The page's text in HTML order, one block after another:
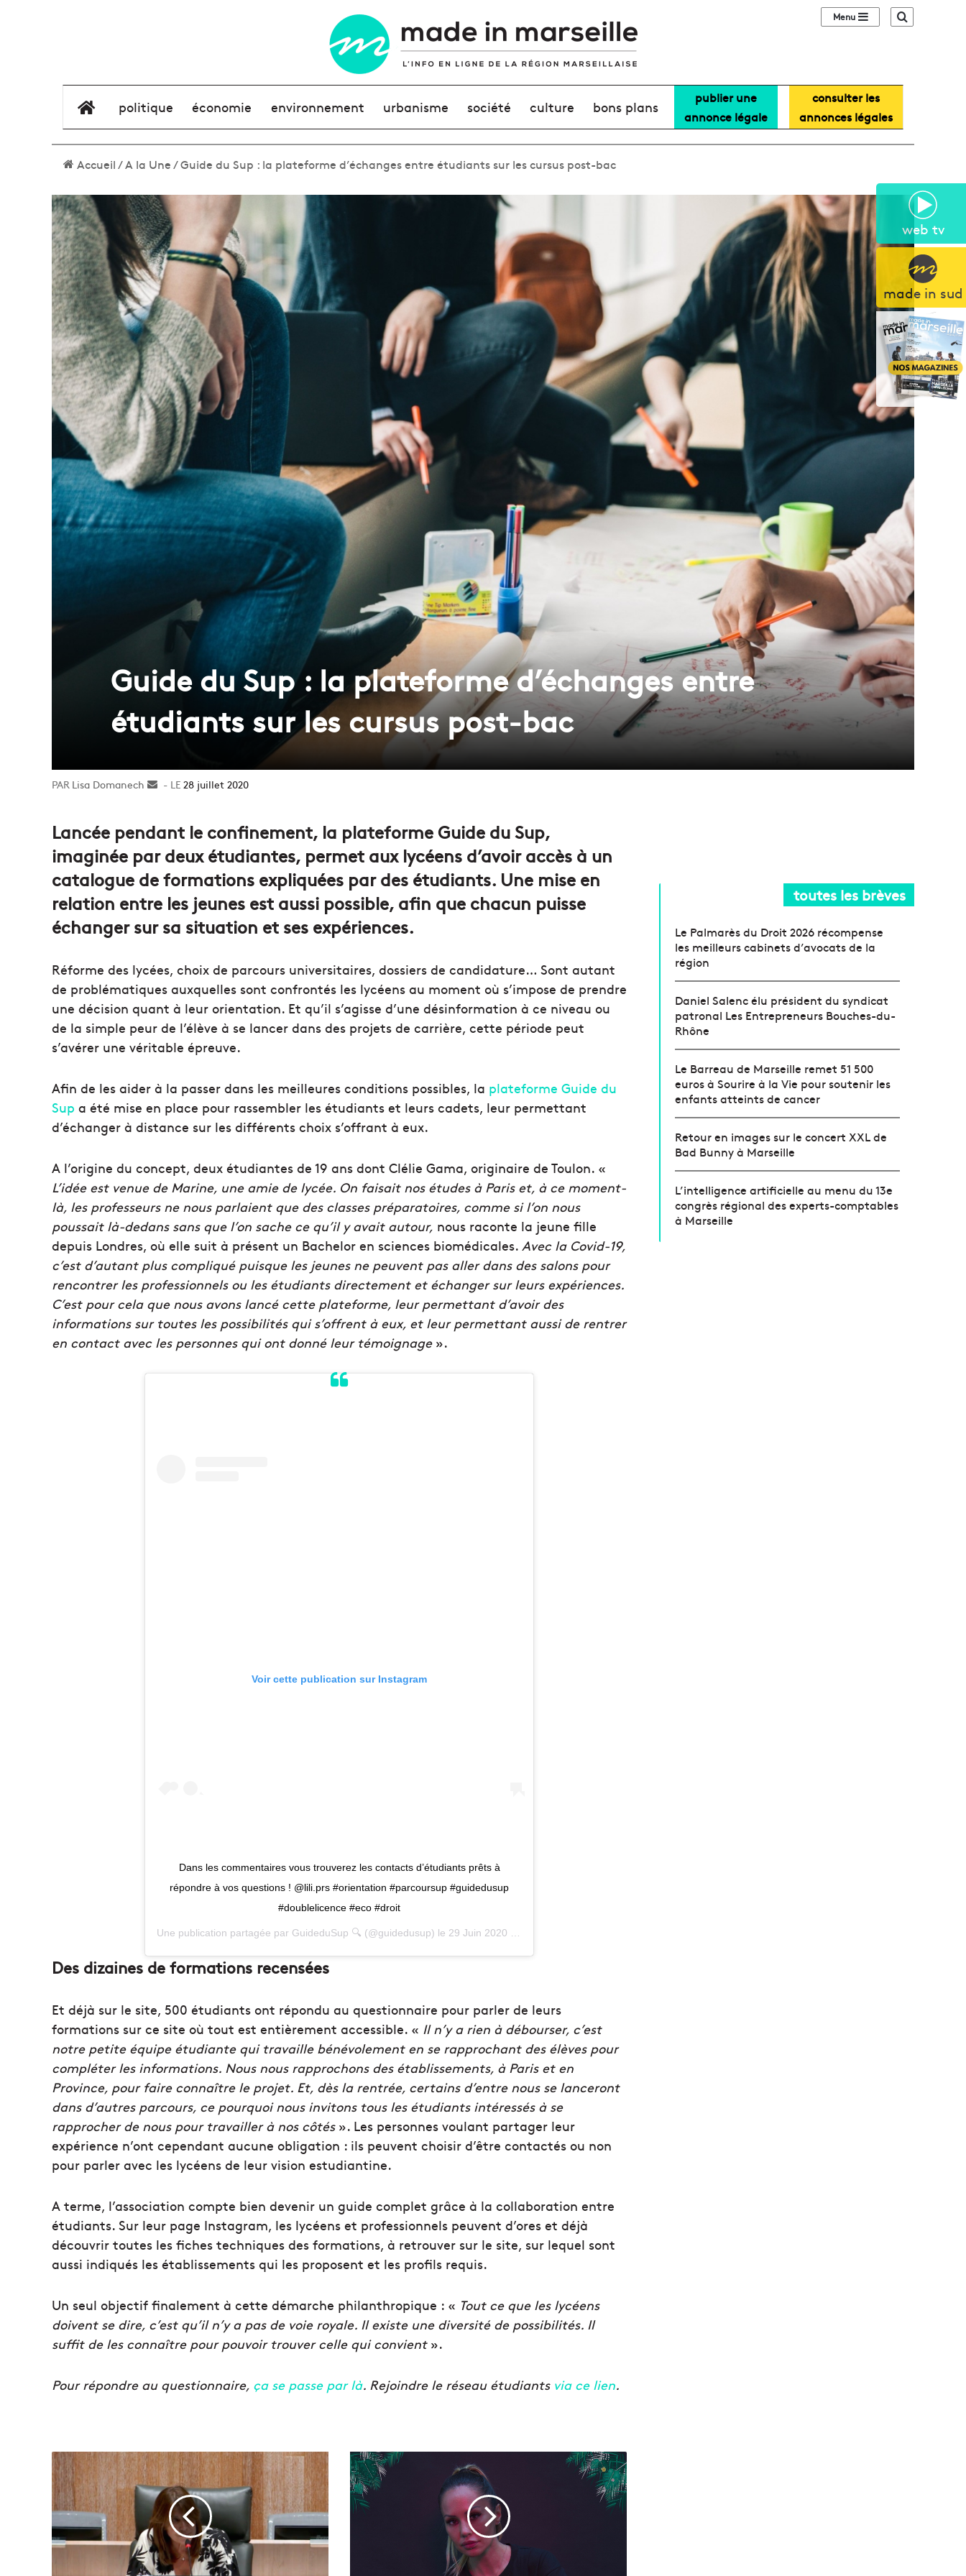
web tv
made in sud
Sidebar (barre
élément de menu
politique économie environnement urbanisme société culture bons plans
publier une
annonce légale
consulter les
annonces légales
Accueil/A la Une/Guide du Sup : la plateforme d’échanges entre étudiants sur les cursus post-bac
Guide du Sup : la plateforme d’échanges entre
étudiants sur les cursus post-bac
Lisa Domanech
Envoyer28 juillet 2020
Lancée pendant le confinement, la plateforme Guide du Sup,
imaginée par deux étudiantes, permet aux lycéens d’avoir accès à un
catalogue de formations expliquées par des étudiants. Une mise en
relation entre les jeunes est aussi possible, afin que chacun puisse
échanger sur sa situation et ses expériences.
Réforme des lycées, choix de parcours universitaires, dossiers de candidature… Sont autant
de problématiques auxquelles sont confrontés les lycéens au moment où s’impose de prendre
une décision quant à leur orientation. Et qu’il s’agisse d’une désinformation à ce niveau ou
de la simple peur de l’élève à se lancer dans des projets de carrière, cette période peut
s’avérer une véritable épreuve.
Afin de les aider à la passer dans les meilleures conditions possibles, la plateforme Guide du
Sup a été mise en place pour rassembler les étudiants et leurs cadets, leur permettant
d’échanger à distance sur les différents choix s’offrant à eux.
A l’origine du concept, deux étudiantes de 19 ans dont Clélie Gama, originaire de Toulon. «
L’idée est venue de Marine, une amie de lycée. On faisait nos études à Paris et, à ce moment-
là, les professeurs ne nous parlaient que des classes préparatoires, comme si l’on nous
poussait là-dedans sans que l’on sache ce qu’il y avait autour, nous raconte la jeune fille
depuis Londres, où elle suit à présent un Bachelor en sciences biomédicales. Avec la Covid-19,
c’est d’autant plus compliqué puisque les jeunes ne peuvent pas aller dans des salons pour
rencontrer les professionnels ou les étudiants directement et échanger sur leurs expériences.
C’est pour cela que nous avons lancé cette plateforme, leur permettant d’avoir des
informations sur toutes les possibilités qui s’offrent à eux, et leur permettant aussi de rentrer
en contact avec les personnes qui ont donné leur témoignage».
Voir cette publication sur Instagram
Dans les commentaires vous trouverez les contacts d’étudiants prêts à
répondre à vos questions ! @lili.prs #orientation #parcoursup #guidedusup
#doublelicence #eco #droit
Une publication partagée par GuideduSup 🔍 (@guidedusup) le 29 Juin 2020 à 10 :54 PDT
Des dizaines de formations recensées
Et déjà sur le site, 500 étudiants ont répondu au questionnaire pour parler de leurs
formations sur ce site où tout est entièrement accessible. « Il n’y a rien à débourser, c’est
notre petite équipe étudiante qui travaille bénévolement en se rapprochant des élèves pour
compléter les informations. Nous nous rapprochons des établissements, à Paris et en
Province, pour faire connaître le projet. Et, dès la rentrée, certains d’entre nous se lanceront
dans d’autres parcours, ce pourquoi nous invitons tous les étudiants intéressés à se
rapprocher de nous pour travailler à nos côtés». Les personnes voulant partager leur
expérience n’ont cependant aucune obligation : ils peuvent choisir d’être contactés ou non
pour parler avec les lycéens de leur vision estudiantine.
A terme, l’association compte bien devenir un guide complet grâce à la collaboration entre
étudiants. Sur leur page Instagram, les lycéens et professionnels peuvent d’ores et déjà
découvrir toutes les fiches techniques des formations, à retrouver sur le site, sur lequel sont
aussi indiqués les établissements qui les proposent et les profils requis.
Un seul objectif finalement à cette démarche philanthropique : « Tout ce que les lycéens
doivent se dire, c’est qu’il n’y a pas de voie royale. Il existe une diversité de possibilités. Il
suffit de les connaître pour pouvoir trouver celle qui convient».
Pour répondre au questionnaire, ça se passe par là. Rejoindre le réseau étudiants via ce lien.
M
a
s
i
l
A
v
e
c
toutes les brèves
Le Palmarès du Droit 2026 récompense
les meilleurs cabinets d’avocats de la
région
Daniel Salenc élu président du syndicat
patronal Les Entrepreneurs Bouches-du-
Rhône
Le Barreau de Marseille remet 51 500
euros à Sourire à la Vie pour soutenir les
enfants atteints de cancer
Retour en images sur le concert XXL de
Bad Bunny à Marseille
L’intelligence artificielle au menu du 13e
congrès régional des experts-comptables
à Marseille